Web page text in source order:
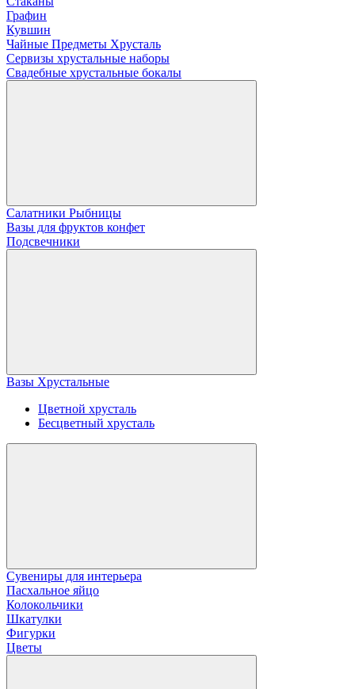
Графин
Кувшин
Чайные Предметы Хрусталь
Сервизы хрустальные наборы
Свадебные хрустальные бокалы
Салатники Рыбницы
Вазы для фруктов конфет
Подсвечники
Вазы Хрустальные
Цветной хрусталь
Бесцветный хрусталь
Сувениры для интерьера
Пасхальное яйцо
Колокольчики
Шкатулки
Фигурки
Цветы